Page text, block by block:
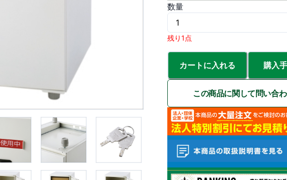
数量
残り1点
カートに入れる 購入
この商品に関して問い合